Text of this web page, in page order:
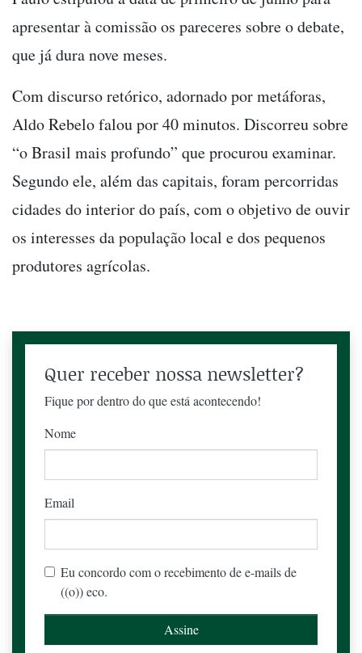
apresentar à comissão os pareceres sobre o debate,
que já dura nove meses.
Com discurso retórico, adornado por metáforas,
Aldo Rebelo falou por 40 minutos. Discorreu sobre
“o Brasil mais profundo” que procurou examinar.
Segundo ele, além das capitais, foram percorridas
cidades do interior do país, com o objetivo de ouvir
os interesses da população local e dos pequenos
produtores agrícolas.
Quer receber nossa newsletter?
Fique por dentro do que está acontecendo!
Nome
Email
Eu concordo com o recebimento de e-mails de
((o)) eco.